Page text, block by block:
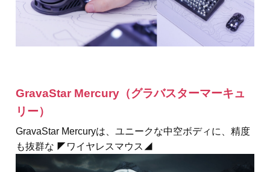
GravaStar Mercury（グラバスターマーキュ
リー）
GravaStar Mercuryは、ユニークな中空ボディに、精度
も抜群な ◤ワイヤレスマウス◢